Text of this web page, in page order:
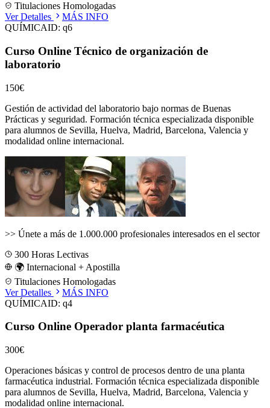
Titulaciones Homologadas
Ver Detalles
MÁS INFO
QUÍMICAID: q6
Curso Online Técnico de organización de
laboratorio
150€
Gestión de actividad del laboratorio bajo normas de Buenas
Prácticas y seguridad. Formación técnica especializada disponible
para alumnos de Sevilla, Huelva, Madrid, Barcelona, Valencia y
modalidad online internacional.
>> Únete a más de 1.000.000 profesionales interesados en el sector
300 Horas Lectivas
🌍 Internacional + Apostilla
Titulaciones Homologadas
Ver Detalles
MÁS INFO
QUÍMICAID: q4
Curso Online Operador planta farmacéutica
300€
Operaciones básicas y control de procesos dentro de una planta
farmacéutica industrial. Formación técnica especializada disponible
para alumnos de Sevilla, Huelva, Madrid, Barcelona, Valencia y
modalidad online internacional.